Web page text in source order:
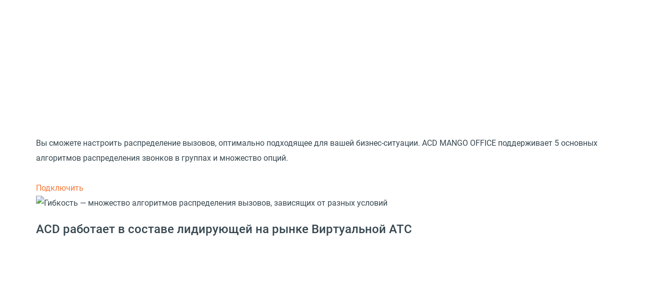
Вы сможете настроить распределение вызовов, оптимально подходящее для вашей бизнес-ситуации. ACD MANGO OFFICE поддерживает 5 основных
алгоритмов распределения звонков в группах и множество опций.
Подключить
ACD работает в составе лидирующей на рынке Виртуальной АТС